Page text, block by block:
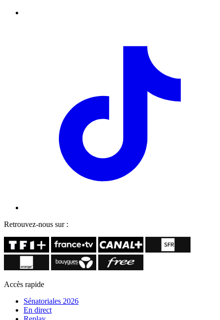
Retrouvez-nous sur :
Accès rapide
Sénatoriales 2026
En direct